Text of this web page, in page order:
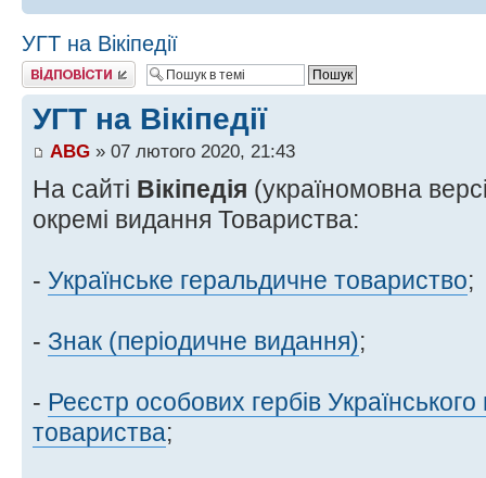
УГТ на Вікіпедії
Відповісти
УГТ на Вікіпедії
ABG » 07 лютого 2020, 21:43
На сайті Вікіпедія (україномовна
окремі видання Товариства:
- Українське геральдичне товариство;
- Знак (періодичне видання);
- Реєстр особових гербів
товариства;